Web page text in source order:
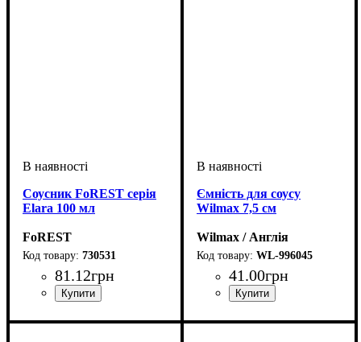
Соусник FoREST серія
Elara 100 мл
FoREST
730531
81.12грн
Ємність для соусу
Wilmax 7,5 см
Wilmax / Англія
WL-996045
41.00грн